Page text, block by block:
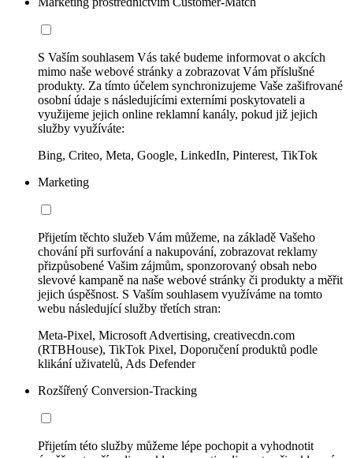
S Vaším souhlasem Vás také budeme informovat o akcích
mimo naše webové stránky a zobrazovat Vám příslušné
produkty. Za tímto účelem synchronizujeme Vaše zašifrované
osobní údaje s následujícími externími poskytovateli a
využijeme jejich online reklamní kanály, pokud již jejich
služby využíváte:
Bing, Criteo, Meta, Google, LinkedIn, Pinterest, TikTok
Marketing
Přijetím těchto služeb Vám můžeme, na základě Vašeho
chování při surfování a nakupování, zobrazovat reklamy
přizpůsobené Vašim zájmům, sponzorovaný obsah nebo
slevové kampaně na naše webové stránky či produkty a měřit
jejich úspěšnost. S Vaším souhlasem využíváme na tomto
webu následující služby třetích stran:
Meta-Pixel, Microsoft Advertising, creativecdn.com
(RTBHouse), TikTok Pixel, Doporučení produktů podle
klikání uživatelů, Ads Defender
Rozšířený Conversion-Tracking
Přijetím této služby můžeme lépe pochopit a vyhodnotit